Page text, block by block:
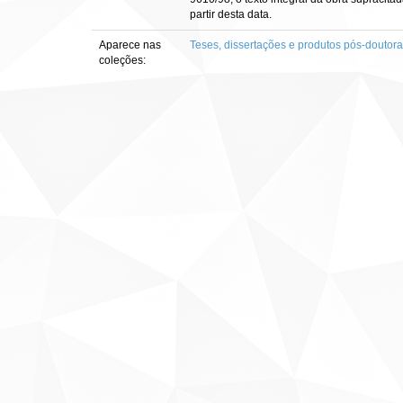
partir desta data.
Aparece nas
coleções:
Teses, dissertações e produtos pós-